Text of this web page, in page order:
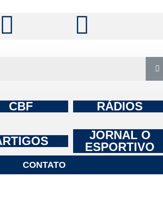
CBF RÁDIOS
JORNAL O
ESPORTIVO
CONTATO